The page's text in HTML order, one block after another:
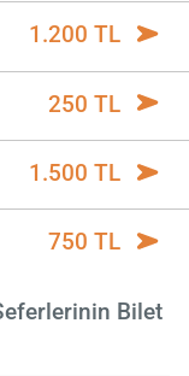
1.200 TL
250 TL
1.500 TL
750 TL
Bilet